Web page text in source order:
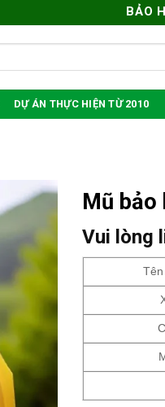
BẢO
DỰ ÁN THỰC HIỆN TỪ 2010
Mũ bảo
Vui lòng